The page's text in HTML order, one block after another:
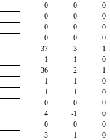
0 0
0
0 0
0
0 0
0
0 0
0
37 3
1
1 1
0
36 2
1
1 1
0
1 1
0
0 0
0
4 -1
0
0 0
0
3 -1
0